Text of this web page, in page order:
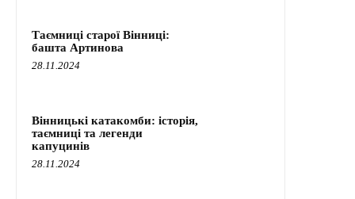
Таємниці старої Вінниці:
башта Артинова
28.11.2024
Вінницькі катакомби: історія,
таємниці та легенди
капуцинів
28.11.2024